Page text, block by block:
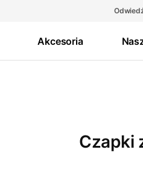
Akcesoria
Czapki